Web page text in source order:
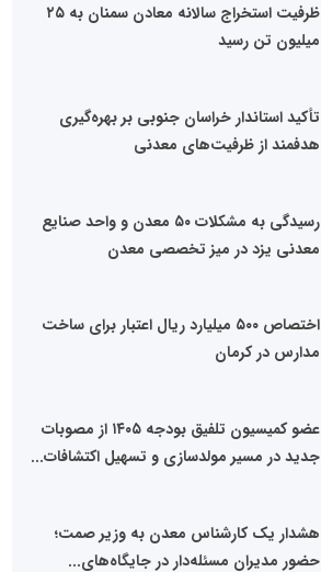
ظرفیت استخراج سالانه معادن سمنان به ۲۵
میلیون تن رسید
تأکید استاندار خراسان جنوبی بر بهره‌گیری
هدفمند از ظرفیت‌های معدنی
رسیدگی به مشکلات ۵۰ معدن و واحد صنایع
معدنی یزد در میز تخصصی معدن
اختصاص ۵۰۰ میلیارد ریال اعتبار برای ساخت
مدارس در کرمان
عضو کمیسیون تلفیق بودجه ۱۴۰۵ از مصوبات
جدید در مسیر مولدسازی و تسهیل اکتشافات...
هشدار یک کارشناس معدن به وزیر صمت؛
حضور مدیران مسئله‌دار در جایگاه‌های...